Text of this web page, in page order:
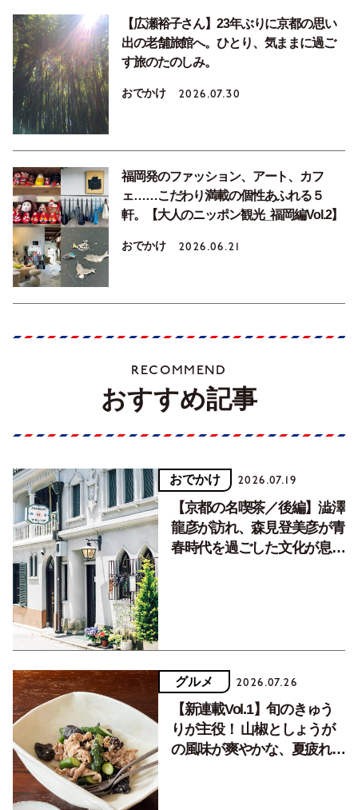
【広瀬裕子さん】23年ぶりに京都の思い
出の老舗旅館へ。ひとり、気ままに過ご
す旅のたのしみ。
おでかけ 2026.07.30
福岡発のファッション、アート、カフ
ェ……こだわり満載の個性あふれる５
軒。【大人のニッポン観光_福岡編Vol.2】
おでかけ 2026.06.21
RECOMMEND
おすすめ記事
おでかけ 2026.07.19
【京都の名喫茶／後編】澁澤
龍彦が訪れ、森見登美彦が青
春時代を過ごした文化が息づ
グルメ 2026.07.26
【新連載Vol.1】旬のきゅう
りが主役！ 山椒としょうが
の風味が爽やかな、夏疲れを